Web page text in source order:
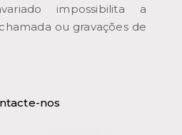
impossibilita a
ou gravações de
nos